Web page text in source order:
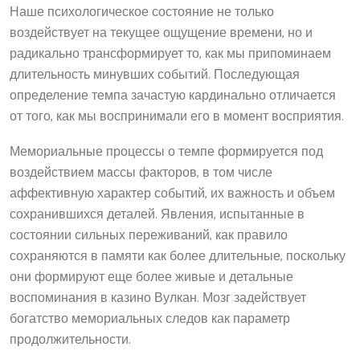
Наше психологическое состояние не только
воздействует на текущее ощущение времени, но и
радикально трансформирует то, как мы припоминаем
длительность минувших событий. Последующая
определение темпа зачастую кардинально отличается
от того, как мы воспринимали его в момент восприятия.
Мемориальные процессы о темпе формируется под
воздействием массы факторов, в том числе
аффективную характер событий, их важность и объем
сохранившихся деталей. Явления, испытанные в
состоянии сильных переживаний, как правило
сохраняются в памяти как более длительные, поскольку
они формируют еще более живые и детальные
воспоминания в казино Вулкан. Мозг задействует
богатство мемориальных следов как параметр
продолжительности.